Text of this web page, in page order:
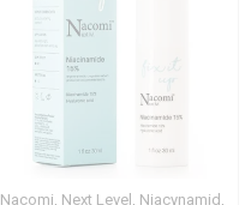
Nacomi, Next Level, Niacynamid,